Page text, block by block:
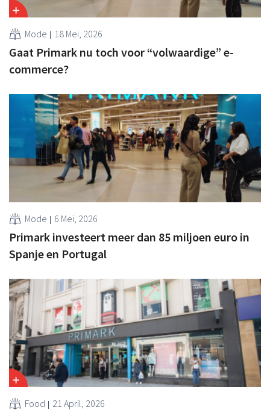
Mode 18 Mei, 2026
Gaat Primark nu toch voor “volwaardige” e-
commerce?
Mode 6 Mei, 2026
Primark investeert meer dan 85 miljoen euro in
Spanje en Portugal
Food 21 April, 2026